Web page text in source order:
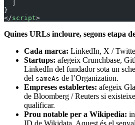
}
</script>
Quines URLs incloure, segons etapa
Cada marca: LinkedIn, X /
Startups: afegeix Crunchbase,
LinkedIn del fundador sota un
del sameAs de l’Organization.
Empreses establertes: afegeix
de Bloomberg / Reuters si
qualificar.
Prou notable per a Wikipedia: